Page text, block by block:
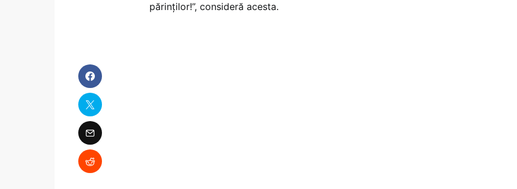
părinților!”, consideră acesta.